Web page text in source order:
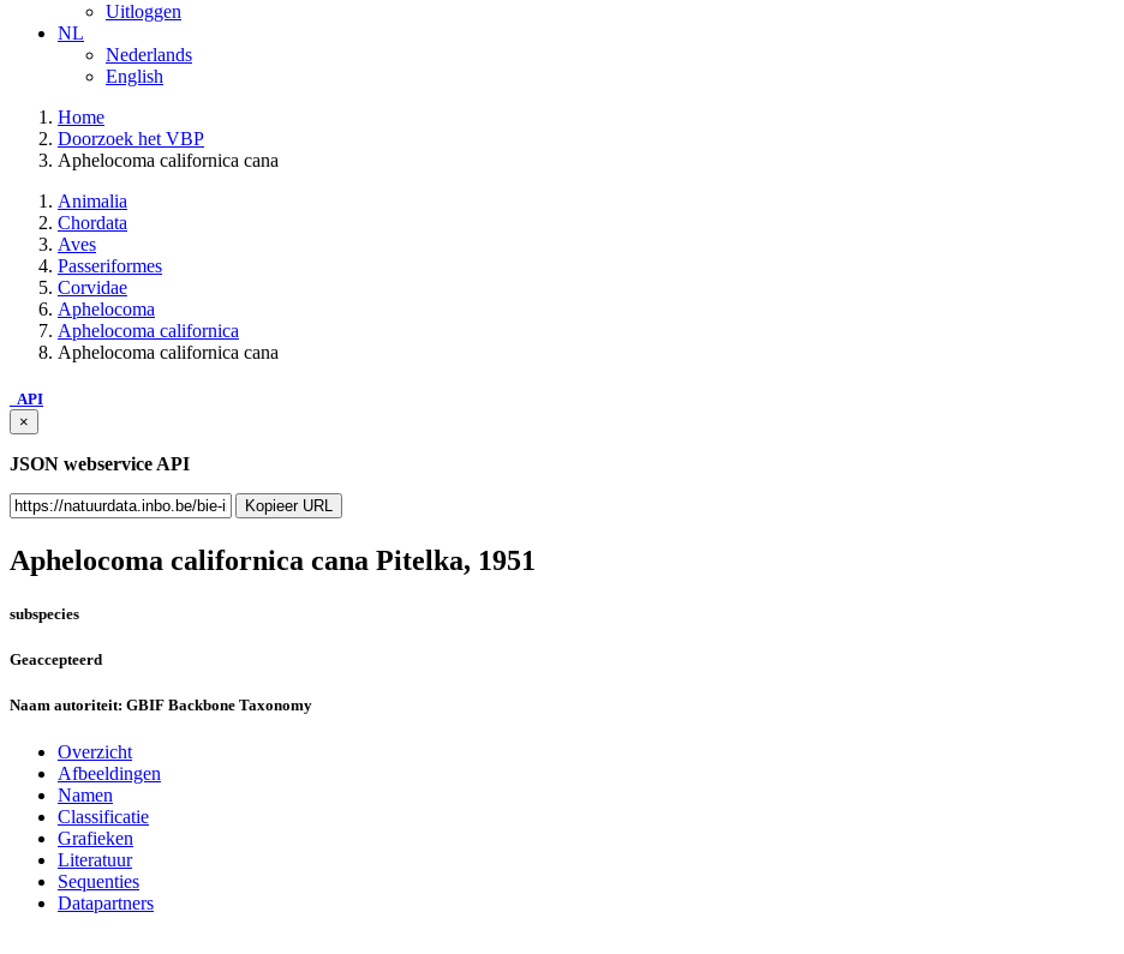
Uitloggen
NL
Nederlands
English
Home
Doorzoek het VBP
Aphelocoma californica cana
Animalia
Chordata
Aves
Passeriformes
Corvidae
Aphelocoma
Aphelocoma californica
Aphelocoma californica cana
API
×
JSON webservice API
Kopieer URL
Aphelocoma californica cana Pitelka, 1951
subspecies
Geaccepteerd
Naam autoriteit: GBIF Backbone Taxonomy
Overzicht
Afbeeldingen
Namen
Classificatie
Grafieken
Literatuur
Sequenties
Datapartners